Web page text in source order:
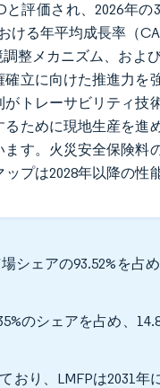
評価され、2026年の
ける年平均成長率（
整メカニズム、およ
立に向けた推進力を
トレーサビリティ技
ために現地生産を進
す。火災安全保険料
プは2028年以降の性
シェアの93.52%を占
のシェアを占め、
り、LMFPは2031年